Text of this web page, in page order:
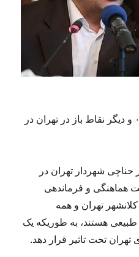
حناچی گفت: فضای پادگان ۰۶ و دیگر نقاط باز در تهران در
حناچی شهردار تهران در
هماهنگی و فرماندهی
تهران و همه
هستند، به طوریکه یک
تهران تحت تاثیر قرار دهد.